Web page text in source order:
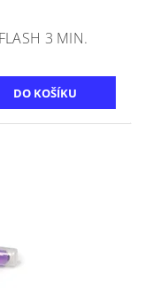
3 MIN.